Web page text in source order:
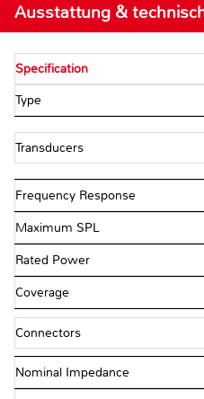
Ausstattung &
Specification
Type
Transducers
Frequency Response
Maximum SPL
Rated Power
Coverage
Connectors
Nominal Impedance